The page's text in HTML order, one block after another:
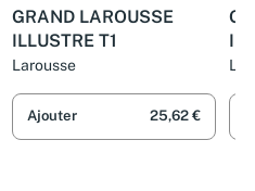
GRAND LAROUSSE
ILLUSTRE T1
Larousse
Ajouter 25,62 €